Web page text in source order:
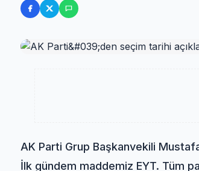
AK Parti Grup Başkanvekili
İlk gündem maddemiz EYT. Tüm